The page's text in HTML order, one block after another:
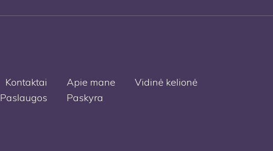
Kontaktai Apie mane
Vidinė kelionė
Paslaugos
Paskyra